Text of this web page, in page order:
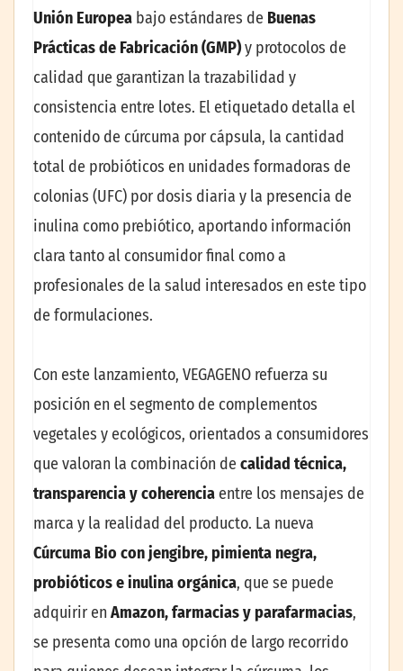
Unión Europea bajo estándares de Buenas
Prácticas de Fabricación (GMP)y protocolos de
calidad que garantizan la trazabilidad y
consistencia entre lotes. El etiquetado detalla el
contenido de cúrcuma por cápsula, la cantidad
total de probióticos en unidades formadoras de
colonias (UFC) por dosis diaria y la presencia de
inulina como prebiótico, aportando información
clara tanto al consumidor final como a
profesionales de la salud interesados en este tipo
de formulaciones.
Con este lanzamiento, VEGAGENO refuerza su
posición en el segmento de complementos
vegetales y ecológicos, orientados a consumidores
que valoran la combinación de calidad técnica,
transparencia y coherencia entre los mensajes de
marca y la realidad del producto. La nueva
Cúrcuma Bio con jengibre, pimienta negra,
probióticos e inulina orgánica, que se puede
adquirir en Amazon, farmacias y parafarmacias,
se presenta como una opción de largo recorrido